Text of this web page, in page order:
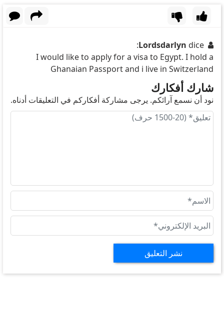
Lordsdarlyn dice:
I would like to apply for a visa to Egypt. I hold a
Ghanaian Passport and i live in Switzerland
شارك أفكارك
نود أن نسمع آرائكم. يرجى مشاركة أفكاركم في التعليقات أدناه.